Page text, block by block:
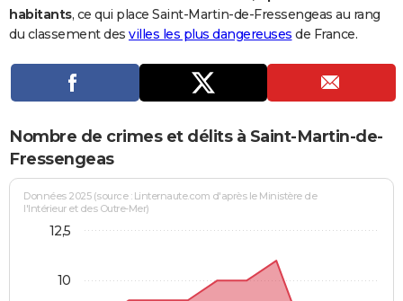
S'inscrire
Se connecter
Lycées
Collèges
Primaires
Universités
Entreprises
Service militaire
Avis de recherche
AVIS DE DÉCÈS
habitants, ce qui place Saint-Martin-de-Fressengeas au rang
du classement des villes les plus dangereuses de France.
Nombre de crimes et délits à Saint-Martin-de-
Fressengeas
Données 2025 (source : Linternaute.com d'après le Ministère de
l'Intérieur et des Outre-Mer)
10
12,5